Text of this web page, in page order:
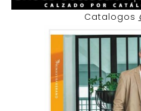
Catalogos